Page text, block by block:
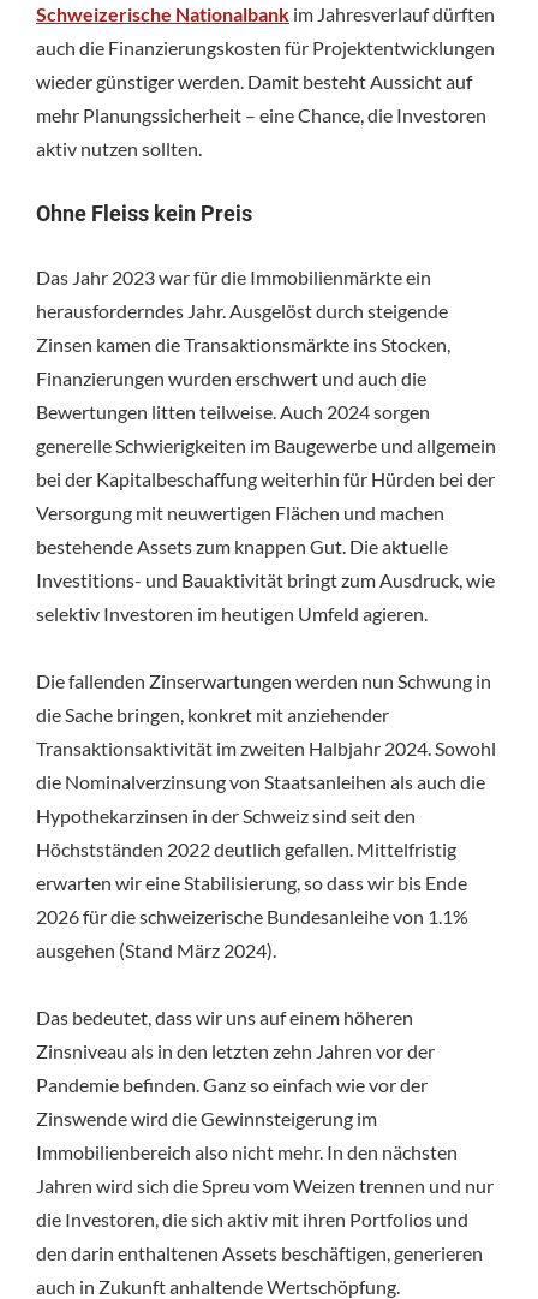
Schweizerische Nationalbank im Jahresverlauf dürften
auch die Finanzierungskosten für Projektentwicklungen
wieder günstiger werden. Damit besteht Aussicht auf
mehr Planungssicherheit – eine Chance, die Investoren
aktiv nutzen sollten.
Ohne Fleiss kein Preis
Das Jahr 2023 war für die Immobilienmärkte ein
herausforderndes Jahr. Ausgelöst durch steigende
Zinsen kamen die Transaktionsmärkte ins Stocken,
Finanzierungen wurden erschwert und auch die
Bewertungen litten teilweise. Auch 2024 sorgen
generelle Schwierigkeiten im Baugewerbe und allgemein
bei der Kapitalbeschaffung weiterhin für Hürden bei der
Versorgung mit neuwertigen Flächen und machen
bestehende Assets zum knappen Gut. Die aktuelle
Investitions- und Bauaktivität bringt zum Ausdruck, wie
selektiv Investoren im heutigen Umfeld agieren.
Die fallenden Zinserwartungen werden nun Schwung in
die Sache bringen, konkret mit anziehender
Transaktionsaktivität im zweiten Halbjahr 2024. Sowohl
die Nominalverzinsung von Staatsanleihen als auch die
Hypothekarzinsen in der Schweiz sind seit den
Höchstständen 2022 deutlich gefallen. Mittelfristig
erwarten wir eine Stabilisierung, so dass wir bis Ende
2026 für die schweizerische Bundesanleihe von 1.1%
ausgehen (Stand März 2024).
Das bedeutet, dass wir uns auf einem höheren
Zinsniveau als in den letzten zehn Jahren vor der
Pandemie befinden. Ganz so einfach wie vor der
Zinswende wird die Gewinnsteigerung im
Immobilienbereich also nicht mehr. In den nächsten
Jahren wird sich die Spreu vom Weizen trennen und nur
die Investoren, die sich aktiv mit ihren Portfolios und
den darin enthaltenen Assets beschäftigen, generieren
auch in Zukunft anhaltende Wertschöpfung.